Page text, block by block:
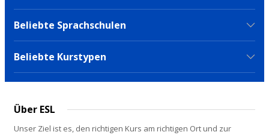
Beliebte Sprachschulen
Beliebte Kurstypen
Über ESL
Unser Ziel ist es, den richtigen Kurs am richtigen Ort und zur